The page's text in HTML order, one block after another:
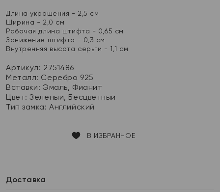
Длина украшения - 2,5 см
Ширина - 2,0 см
Рабочая длина штифта - 0,65 см
Занижение штифта - 0,3 см
Внутренняя высота серьги - 1,1 см
Артикул: 2751486
Металл: Серебро 925
Вставки: Эмаль, Фианит
Цвет:Зеленый, Бесцветный
Тип замка:Английский
В ИЗБРАННОЕ
Доставка